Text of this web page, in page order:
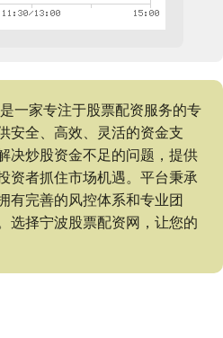
一家专注于股票配资服务的专
安全、高效、灵活的资金支
决炒股资金不足的问题，提供
资者抓住市场机遇。平台秉承
有完善的风控体系和专业团
选择宁波股票配资网，让您的